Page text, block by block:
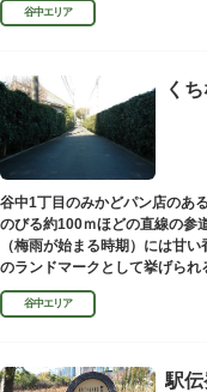
谷中エリア
く
谷中1丁目のみかどパン店のあ
のびる約100ｍほどの直線の参
（梅雨が始まる時期）には甘
のランドマークとして挙げられ
谷中エリア
駅